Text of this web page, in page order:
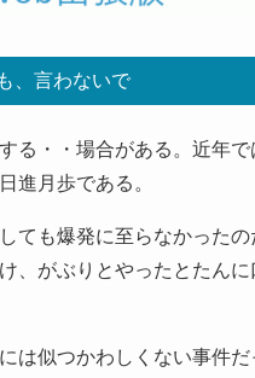
、言わないで
・・場合がある。近年
進月歩である。
も爆発に至らなかった
がぶりとやったとたんに
似つかわしくない事件